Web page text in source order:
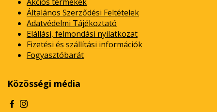
Általános Szerződési Feltételek
Adatvédelmi Tájékoztató
Elállási, felmondási nyilatkozat
Fizetési és szállítási információk
Fogyasztóbarát
Közösségi média